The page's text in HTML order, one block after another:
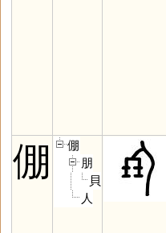
倗
倗
朋
貝
人